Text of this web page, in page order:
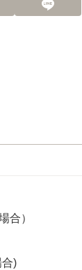
合）
)